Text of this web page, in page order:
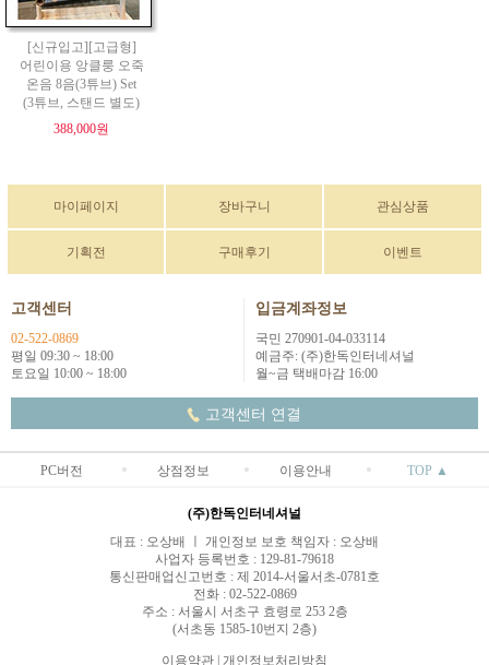
[신규입고][고급형]
어린이용 앙클룽 오죽
온음 8음(3튜브) Set
(3튜브, 스탠드 별도)
388,000원
마이페이지 장바구니 관심상품
기획전 구매후기 이벤트
고객센터
02-522-0869
평일 09:30 ~ 18:00
토요일 10:00 ~ 18:00
입금계좌정보
국민 270901-04-033114
예금주: (주)한독인터네셔널
월~금 택배마감 16:00
고객센터 연결
PC버전 상점정보 이용안내 TOP ▲
(주)한독인터네셔널
대표 : 오상배 ㅣ 개인정보 보호 책임자 : 오상배
사업자 등록번호 : 129-81-79618
통신판매업신고번호 : 제 2014-서울서초-0781호
전화 : 02-522-0869
주소 : 서울시 서초구 효령로 253 2층
(서초동 1585-10번지 2층)
이용약관 개인정보처리방침